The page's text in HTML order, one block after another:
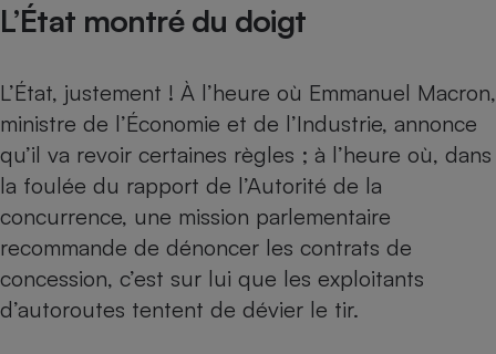
L’État montré du doigt
L’État, justement ! À l’heure où Emmanuel Macron,
ministre de l’Économie et de l’Industrie, annonce
qu’il va revoir certaines règles ; à l’heure où, dans
la foulée du rapport de l’Autorité de la
concurrence, une mission parlementaire
recommande de dénoncer les contrats de
concession, c’est sur lui que les exploitants
d’autoroutes tentent de dévier le tir.